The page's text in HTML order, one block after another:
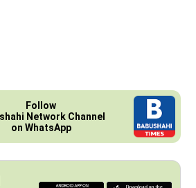
Follow
Network Channel
on WhatsApp